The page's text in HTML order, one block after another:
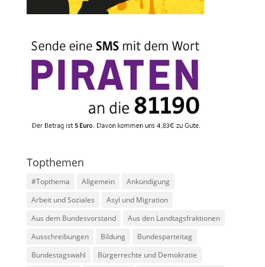
Topthemen
#Topthema Allgemein
Ankündigung
Arbeit und Soziales
Asyl und Migration
Aus dem Bundesvorstand
Aus den Landtagsfraktionen
Ausschreibungen
Bildung
Bundesparteitag
Bundestagswahl
Bürgerrechte und Demokratie